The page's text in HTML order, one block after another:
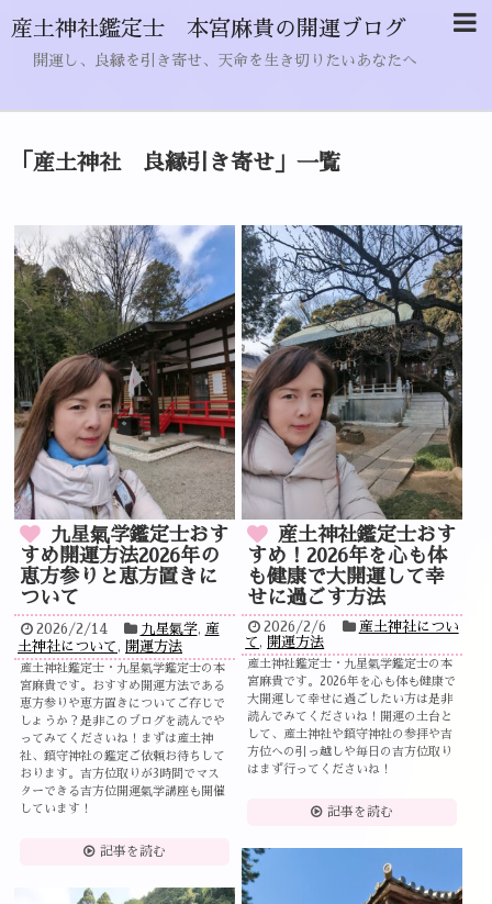
産土神社鑑定士 本宮麻貴の開運ブログ
開運し、良縁を引き寄せ、天命を生き切りたいあなたへ
「 産土神社 良縁引き寄せ 一覧
九星氣学鑑定士おす
すめ開運方法2026年の
恵方参りと恵方置きに
ついて
2026/2/14 九星氣学, 産
土神社について , 開運方法
産土神社鑑定士・九星氣学鑑定士の本
宮麻貴です。おすすめ開運方法である
恵方参りや恵方置きについてご存じで
しょうか？是非このブログを読んでや
ってみてくださいね！まずは産土神
社、鎮守神社の鑑定ご依頼お待ちして
おります。吉方位取りが3時間でマス
ターできる吉方位開運氣学講座も開催
しています！
記事を読む
産土神社鑑定士おす
すめ！2026年を心も体
も健康で大開運して幸
せに過ごす方法
2026/2/6
産土神社につい
て , 開運方法
産土神社鑑定士・九星氣学鑑定士の本
宮麻貴です。2026年を心も体も健康で
大開運して幸せに過ごしたい方は是非
読んでみてくださいね！開運の土台と
して、産土神社や鎮守神社の参拝や吉
方位への引っ越しや毎日の吉方位取り
はまず行ってくださいね！
記事を読む